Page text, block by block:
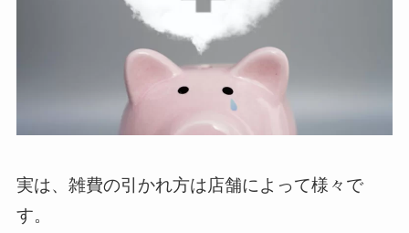
実は、雑費の引かれ方は店舗によって様々で
す。